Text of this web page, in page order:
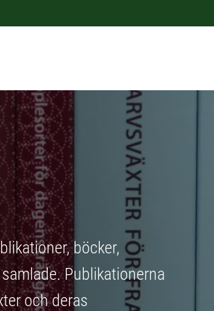
böcker,
Publikationerna
och deras